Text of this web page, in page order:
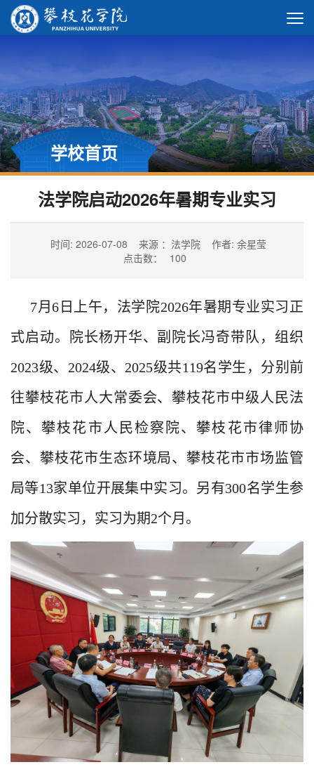
学校首页
法学院启动2026年暑期专业实习
时间: 2026-07-08 来源 ：法学院
作者: 余星莹
点击数：
100
7月6日上午，法学院2026年暑期专业实习正
式启动。院长杨开华、副院长冯奇带队，组织
2023级、2024级、2025级共119名学生，分别前
往攀枝花市人大常委会、攀枝花市中级人民法
院、攀枝花市人民检察院、攀枝花市律师协
会、攀枝花市生态环境局、攀枝花市市场监管
局等13家单位开展集中实习。另有300名学生参
加分散实习，实习为期2个月。